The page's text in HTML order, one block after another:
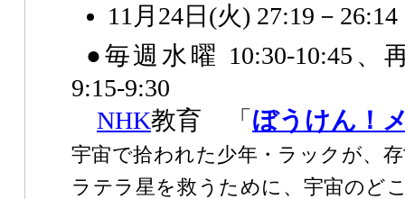
11月24日(火) 27:19－26:14
●毎週水曜 10:30-10:45、
9:15-9:30
NHK教育 「 ぼうけん！
宇宙で拾われた少年・ラックが、
ラテラ星を救うために、宇宙のど